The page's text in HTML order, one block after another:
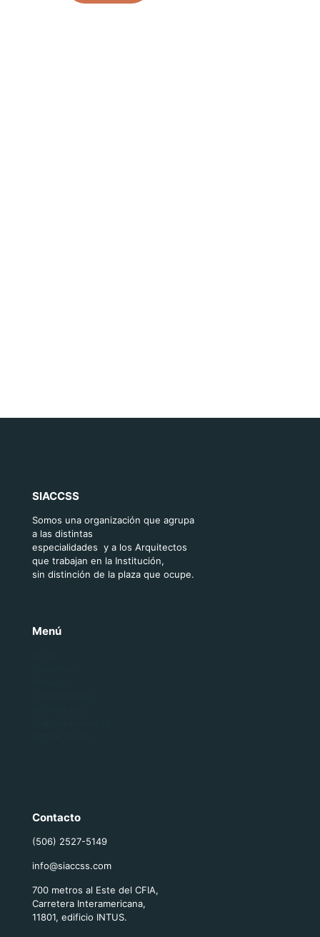
SIACCSS
Somos una organización que agrupa
a las distintas
especialidades y a los Arquitectos
que trabajan en la Institución,
sin distinción de la plaza que ocupe.
Menú
Contacto
(506) 2527-5149
info@siaccss.com
700 metros al Este del CFIA,
Carretera Interamericana,
11801, edificio INTUS.